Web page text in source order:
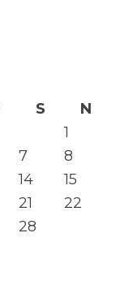
S
N
1
7
8
14
15
21
22
28